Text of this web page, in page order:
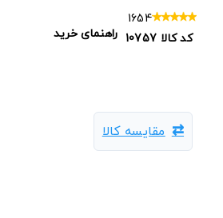
1654
کد کالا 10757 راهنمای خرید
مقایسه کالا